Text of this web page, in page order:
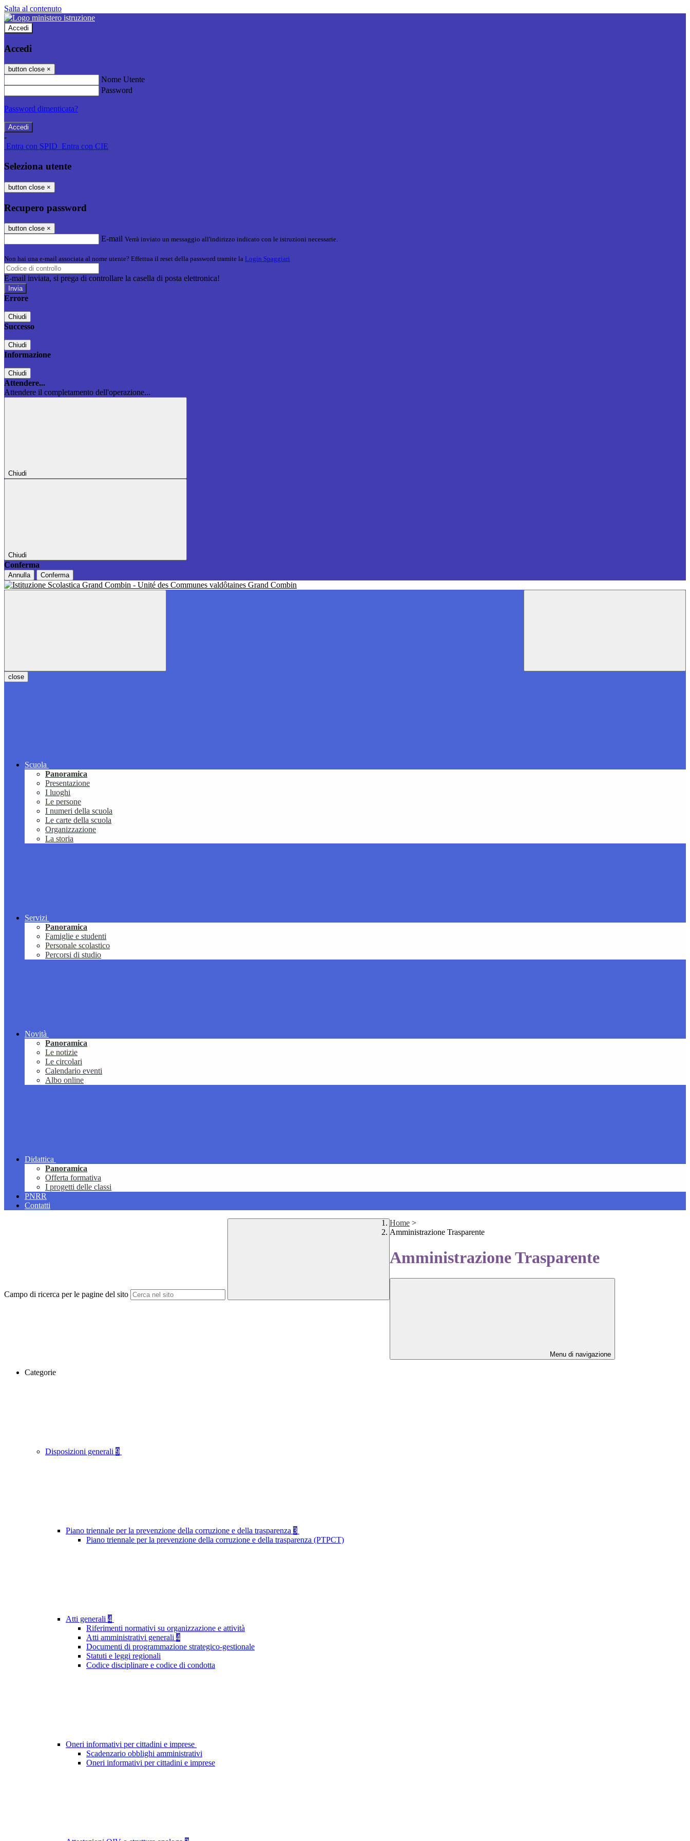
Salta al contenuto
Accedi
Accedi
button close ×
Nome Utente
Password
Password dimenticata?
-
Entra con SPID Entra con CIE
Seleziona utente
button close ×
Recupero password
button close ×
E-mail Verrà inviato un messaggio all'indirizzo indicato con le istruzioni necessarie.
Non hai una e-mail associata al nome utente? Effettua il reset della password tramite la Login Spaggiari
E-mail inviata, si prega di controllare la casella di posta elettronica!
Errore
Chiudi
Successo
Chiudi
Informazione
Chiudi
Attendere...
Attendere il completamento dell'operazione...
Chiudi
Chiudi
Conferma
Annulla Conferma
close
Scuola
Panoramica
Presentazione
I luoghi
Le persone
I numeri della scuola
Le carte della scuola
Organizzazione
La storia
Servizi
Panoramica
Famiglie e studenti
Personale scolastico
Percorsi di studio
Novità
Panoramica
Le notizie
Le circolari
Calendario eventi
Albo online
Didattica
Panoramica
Offerta formativa
I progetti delle classi
PNRR
Contatti
Campo di ricerca per le pagine del sito
Home >
Amministrazione Trasparente
Amministrazione Trasparente
Menu di navigazione
Categorie
Disposizioni generali 9
Piano triennale per la prevenzione della corruzione e della trasparenza 3
Piano triennale per la prevenzione della corruzione e della trasparenza (PTPCT)
Atti generali 4
Riferimenti normativi su organizzazione e attività
Atti amministrativi generali 4
Documenti di programmazione strategico-gestionale
Statuti e leggi regionali
Codice disciplinare e codice di condotta
Oneri informativi per cittadini e imprese
Scadenzario obblighi amministrativi
Oneri informativi per cittadini e imprese